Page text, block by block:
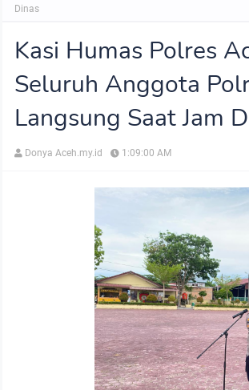
Dinas
Kasi Humas Polres
Seluruh Anggota
Langsung Saat Jam
Donya Aceh.my.id 1:09:00 AM